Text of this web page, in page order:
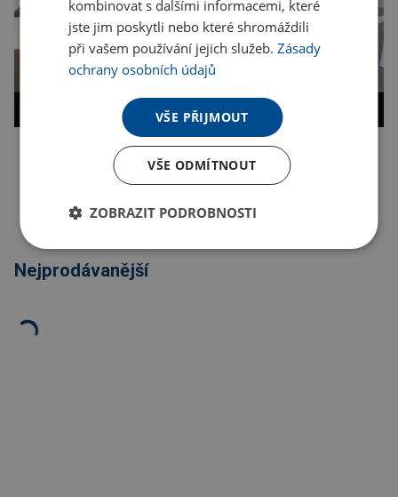
Kopírovat odkaz
Nejprodávanější
kombinovat s dalšími informacemi, které
jste jim poskytli nebo které shromáždili
při vašem používání jejich služeb.Zásady
ochrany osobních údajů
VŠE PŘIJMOUT
VŠE ODMÍTNOUT
ZOBRAZIT PODROBNOSTI